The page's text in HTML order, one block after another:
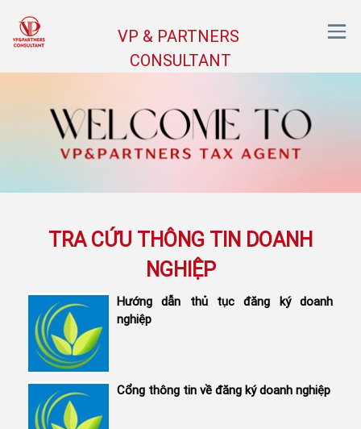
VP & PARTNERS
CONSULTANT
TRA CỨU THÔNG TIN DOANH
NGHIỆP
Hướng dẫn thủ tục đăng ký doanh
nghiệp
Cổng thông tin về đăng ký doanh nghiệp